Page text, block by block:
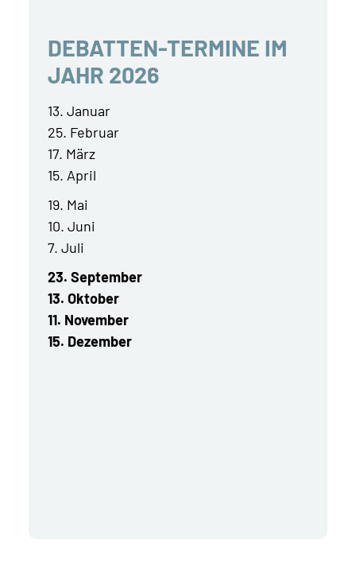
DEBATTEN-TERMINE IM
JAHR 2026
13. Januar
25. Februar
17. März
15. April
19. Mai
10. Juni
7. Juli
23. September
13. Oktober
11. November
15. Dezember